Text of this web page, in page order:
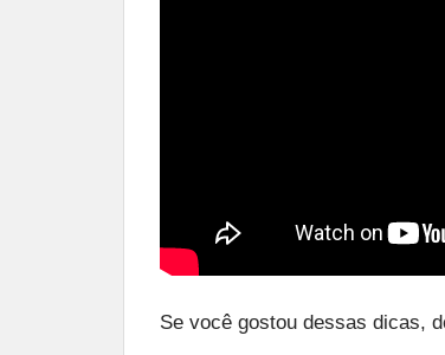
Se você gostou dessas dicas,